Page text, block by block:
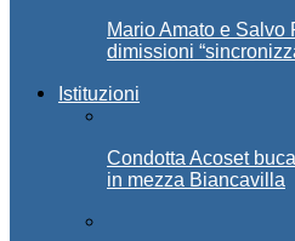
Mario Amato e
dimissioni
Istituzioni
Condotta Acoset
in mezza Biancavilla